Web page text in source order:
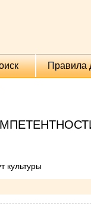
Правила
культуры